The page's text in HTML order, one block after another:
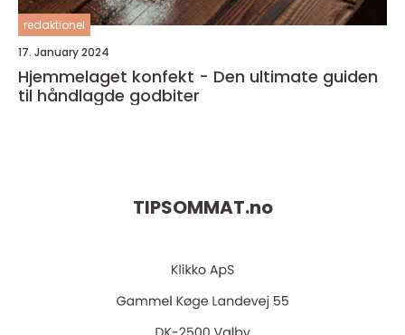
redaktionel
17. January 2024
Hjemmelaget konfekt - Den ultimate guiden
til håndlagde godbiter
TIPSOMMAT.no